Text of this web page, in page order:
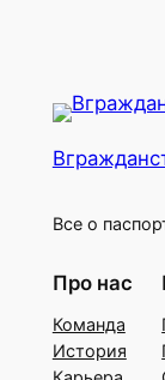
Все о
Про нас
Команда
История